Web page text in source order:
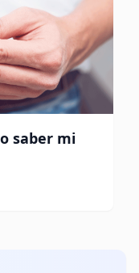
saber mi